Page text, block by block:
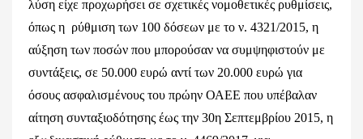
λύση είχε προχωρήσει σε σχετικές νομοθετικές ρυθμίσεις,
όπως η ρύθμιση των 100 δόσεων με το ν. 4321/2015, η
αύξηση των ποσών που μπορούσαν να συμψηφιστούν με
συντάξεις, σε 50.000 ευρώ αντί των 20.000 ευρώ για
όσους ασφαλισμένους του πρώην ΟΑΕΕ που υπέβαλαν
αίτηση συνταξιοδότησης έως την 30η Σεπτεμβρίου 2015, η